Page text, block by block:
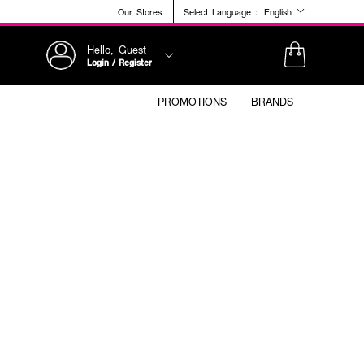
Our Stores Select Language : English
Hello, Guest
Login / Register
PROMOTIONS BRANDS